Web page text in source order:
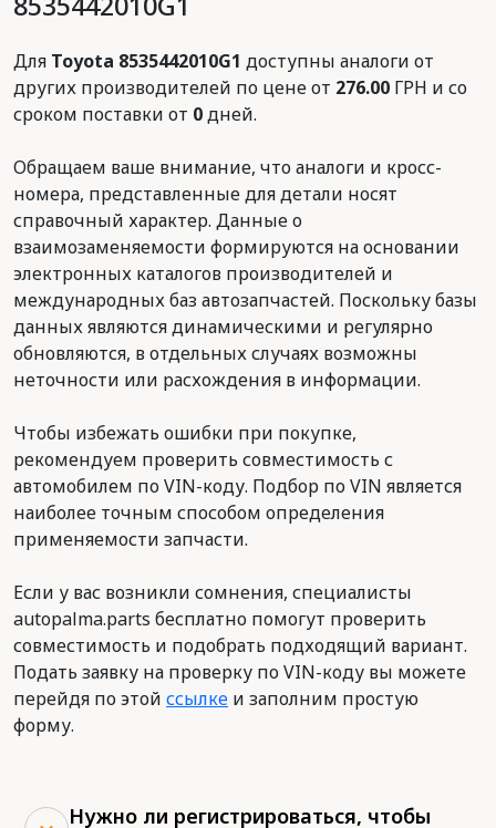
Для Toyota 8535442010G1 доступны аналоги от
других производителей по цене от 276.00 ГРН и со
сроком поставки от 0дней.
Обращаем ваше внимание, что аналоги и кросс-
номера, представленные для детали носят
справочный характер. Данные о
взаимозаменяемости формируются на основании
электронных каталогов производителей и
международных баз автозапчастей. Поскольку базы
данных являются динамическими и регулярно
обновляются, в отдельных случаях возможны
неточности или расхождения в информации.
Чтобы избежать ошибки при покупке,
рекомендуем проверить совместимость с
автомобилем по VIN-коду. Подбор по VIN является
наиболее точным способом определения
применяемости запчасти.
Если у вас возникли сомнения, специалисты
autopalma.parts бесплатно помогут проверить
совместимость и подобрать подходящий вариант.
Подать заявку на проверку по VIN-коду вы можете
перейдя по этой ссылке и заполним простую
форму.
Нужно ли регистрироваться, чтобы